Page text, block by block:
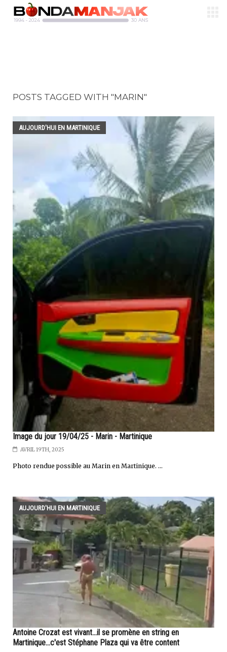
POSTS TAGGED WITH "MARIN"
AUJOURD'HUI EN MARTINIQUE
Image du jour 19/04/25 - Marin - Martinique
AVRIL 19TH, 2025
Photo rendue possible au Marin en Martinique. ...
AUJOURD'HUI EN MARTINIQUE
Antoine Crozat est vivant...il se promène en string en
Martinique...c'est Stéphane Plaza qui va être content